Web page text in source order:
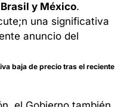
y México.
baja de precio tras el reciente